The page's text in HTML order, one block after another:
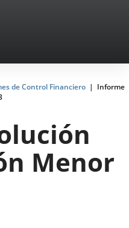
de Control Financiero
Informe
Menor